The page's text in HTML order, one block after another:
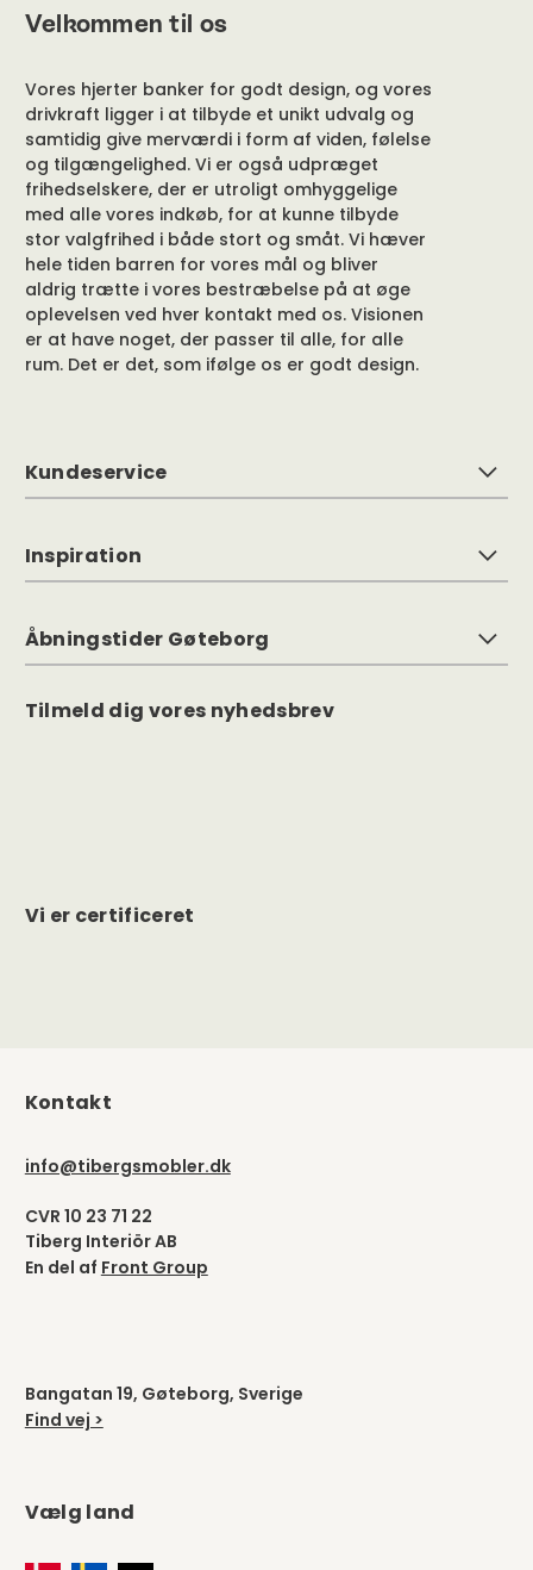
Velkommen til os
Vores hjerter banker for godt design, og vores
drivkraft ligger i at tilbyde et unikt udvalg og
samtidig give merværdi i form af viden, følelse
og tilgængelighed. Vi er også udpræget
frihedselskere, der er utroligt omhyggelige
med alle vores indkøb, for at kunne tilbyde
stor valgfrihed i både stort og småt. Vi hæver
hele tiden barren for vores mål og bliver
aldrig trætte i vores bestræbelse på at øge
oplevelsen ved hver kontakt med os. Visionen
er at have noget, der passer til alle, for alle
rum. Det er det, som ifølge os er godt design.
Kundeservice
Inspiration
Åbningstider Gøteborg
Tilmeld dig vores nyhedsbrev
Vi er certificeret
Kontakt
info@tibergsmobler.dk
CVR 10 23 71 22
Tiberg Interiör AB
En del af Front Group
Bangatan 19, Gøteborg, Sverige
Find vej >
Vælg land